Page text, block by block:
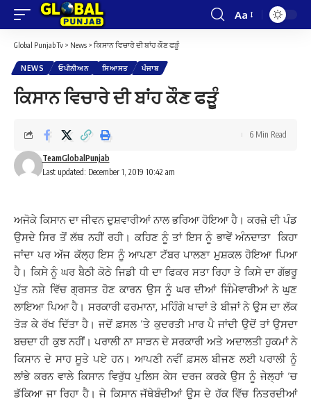
Font
Aa
Global Punjab Tv > News > ਕਿਸਾਨ ਵਿਚਾਰੇ ਦੀ ਬਾਂਹ ਕੌਣ ਫੜੂੰ
NEWS ਓਪੀਨੀਅਨ ਸਿਆਸਤ ਪੰਜਾਬ
ਕਿਸਾਨ ਵਿਚਾਰੇ ਦੀ ਬਾਂਹ ਕੌਣ ਫੜੂੰ
Last updated: December 1, 2019 10:42 am
TeamGlobalPunjab
6 Min Read
ਅਜੋਕੇ ਕਿਸਾਨ ਦਾ ਜੀਵਨ ਦੁਸ਼ਵਾਰੀਆਂ ਨਾਲ ਭਰਿਆ ਹੋਇਆ ਹੈ। ਕਰਜ਼ੇ ਦੀ ਪੰਡ
ਉਸਦੇ ਸਿਰ ਤੋਂ ਲੱਥ ਨਹੀਂ ਰਹੀ। ਕਹਿਣ ਨੂੰ ਤਾਂ ਇਸ ਨੂੰ ਭਾਵੇਂ ਅੰਨਦਾਤਾ ਕਿਹਾ
ਜਾਂਦਾ ਪਰ ਅੱਜ ਕੱਲ੍ਹ ਇਸ ਨੂੰ ਆਪਣਾ ਟੱਬਰ ਪਾਲਣਾ ਮੁਸ਼ਕਲ ਹੋਇਆ ਪਿਆ
ਹੈ। ਕਿਸੇ ਨੂੰ ਘਰ ਬੈਠੀ ਕੋਠੇ ਜਿਡੀ ਧੀ ਦਾ ਫਿਕਰ ਸਤਾ ਰਿਹਾ ਤੇ ਕਿਸੇ ਦਾ ਗੱਭਰੂ
ਪੁੱਤ ਨਸ਼ੇ ਵਿੱਚ ਗ੍ਰਸਤ ਹੋਣ ਕਾਰਨ ਉਸ ਨੂੰ ਘਰ ਦੀਆਂ ਜਿੰਮੇਵਾਰੀਆਂ ਨੇ ਘੁਣ
ਲਾਇਆ ਪਿਆ ਹੈ। ਸਰਕਾਰੀ ਫਰਮਾਨਾ, ਮਹਿੰਗੇ ਖਾਦਾਂ ਤੇ ਬੀਜਾਂ ਨੇ ਉਸ ਦਾ ਲੱਕ
ਤੋੜ ਕੇ ਰੱਖ ਦਿੱਤਾ ਹੈ। ਜਦੋਂ ਫ਼ਸਲ ‘ਤੇ ਕੁਦਰਤੀ ਮਾਰ ਪੈ ਜਾਂਦੀ ਉਦੋਂ ਤਾਂ ਉਸਦਾ
ਬਚਦਾ ਹੀ ਕੁਝ ਨਹੀਂ। ਪਰਾਲੀ ਨਾ ਸਾੜਨ ਦੇ ਸਰਕਾਰੀ ਅਤੇ ਅਦਾਲਤੀ ਹੁਕਮਾਂ ਨੇ
ਕਿਸਾਨ ਦੇ ਸਾਹ ਸੂਤੇ ਪਏ ਹਨ। ਆਪਣੀ ਨਵੀਂ ਫ਼ਸਲ ਬੀਜਣ ਲਈ ਪਰਾਲੀ ਨੂੰ
ਲਾਂਭੇ ਕਰਨ ਵਾਲੇ ਕਿਸਾਨ ਵਿਰੁੱਧ ਪੁਲਿਸ ਕੇਸ ਦਰਜ ਕਰਕੇ ਉਸ ਨੂੰ ਜੇਲ੍ਹਾਂ ‘ਚ
ਡੱਕਿਆ ਜਾ ਰਿਹਾ ਹੈ। ਜੇ ਕਿਸਾਨ ਜੱਥੇਬੰਦੀਆਂ ਉਸ ਦੇ ਹੱਕ ਵਿੱਚ ਨਿਤਰਦੀਆਂ